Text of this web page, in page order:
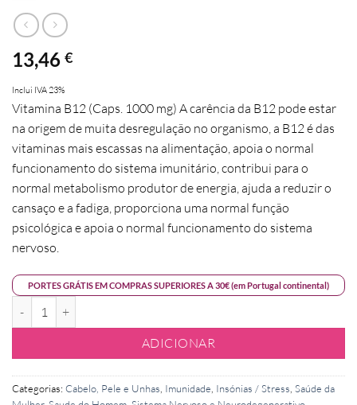
13,46 €
Inclui IVA 23%
Vitamina B12 (Caps. 1000 mg) A carência da B12 pode estar
na origem de muita desregulação no organismo, a B12 é das
vitaminas mais escassas na alimentação, apoia o normal
funcionamento do sistema imunitário, contribui para o
normal metabolismo produtor de energia, ajuda a reduzir o
cansaço e a fadiga, proporciona uma normal função
psicológica e apoia o normal funcionamento do sistema
nervoso.
PORTES GRÁTIS EM COMPRAS SUPERIORES A 30€ (em Portugal continental)
ADICIONAR
Categorias: Cabelo, Pele e Unhas Imunidade Insónias / Stress Saúde da